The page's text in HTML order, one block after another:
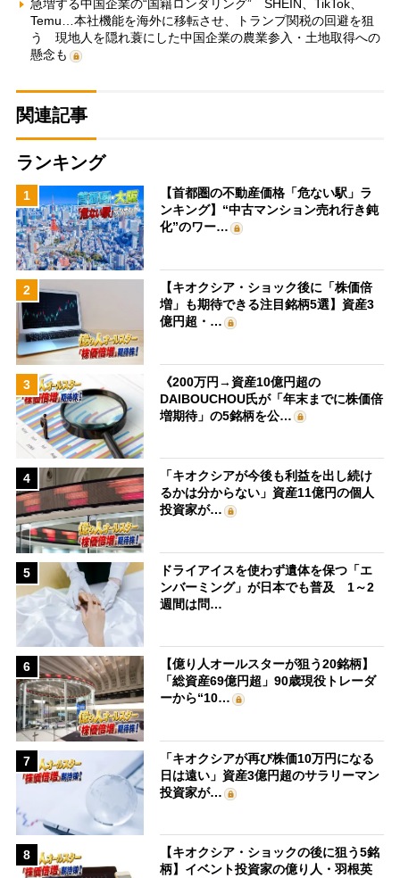
急増する中国企業の“国籍ロンダリング” SHEIN、TikTok、
Temu…本社機能を海外に移転させ、トランプ関税の回避を狙
う 現地人を隠れ蓑にした中国企業の農業参入・土地取得への
懸念も
関連記事
ランキング
1
【首都圏の不動産価格「危ない駅」ラ
ンキング】“中古マンション売れ行き鈍
化”のワー…
2
【キオクシア・ショック後に「株価倍
増」も期待できる注目銘柄5選】資産3
億円超・…
3
《200万円→資産10億円超の
DAIBOUCHOU氏が「年末までに株価倍
増期待」の5銘柄を公…
4
「キオクシアが今後も利益を出し続け
るかは分からない」資産11億円の個人
投資家が…
5
ドライアイスを使わず遺体を保つ「エ
ンバーミング」が日本でも普及 1～2
週間は問…
6
【億り人オールスターが狙う20銘柄】
「総資産69億円超」90歳現役トレーダ
ーから“10…
7
「キオクシアが再び株価10万円になる
日は遠い」資産3億円超のサラリーマン
投資家が…
8
【キオクシア・ショックの後に狙う5銘
柄】イベント投資家の億り人・羽根英